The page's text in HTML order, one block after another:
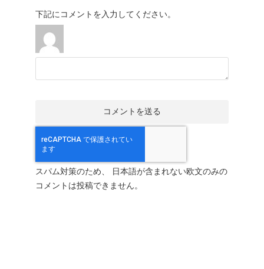
下記にコメントを入力してください。
スパム対策のため、 日本語が含まれない欧文のみの
コメントは投稿できません。